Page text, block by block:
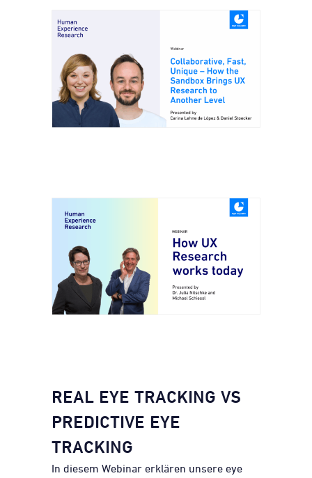
REAL EYE TRACKING VS
PREDICTIVE EYE
TRACKING
In diesem Webinar erklären unsere eye